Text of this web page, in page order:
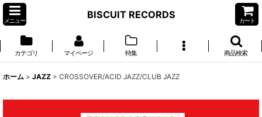
メニュー
BISCUIT RECORDS
カート
カテゴリ マイページ 特集 商品検索
ホーム > JAZZ > CROSSOVER/ACID JAZZ/CLUB JAZZ